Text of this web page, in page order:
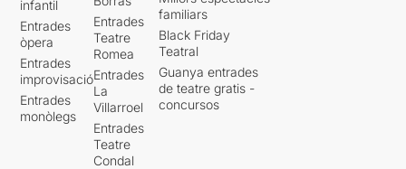
infantil
Entrades
òpera
Entrades
improvisació
Entrades
monòlegs
Entrades
Teatre
Romea
Entrades
La
Villarroel
Entrades
Teatre
Condal
familiars
Black Friday
Teatral
Guanya entrades
de teatre gratis -
concursos